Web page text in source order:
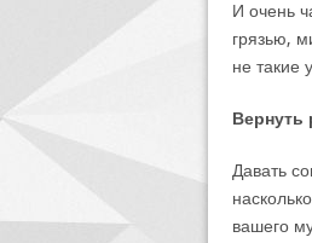
И очень
грязью,
не такие
Вернуть
Давать
вашего